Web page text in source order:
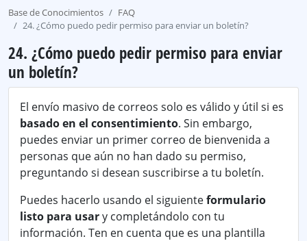
Base de Conocimientos
FAQ
24. ¿Cómo puedo pedir permiso para enviar un boletín?
24. ¿Cómo puedo pedir permiso para enviar
un boletín?
El envío masivo de correos solo es válido y útil si es
basado en el consentimiento. Sin embargo,
puedes enviar un primer correo de bienvenida a
personas que aún no han dado su permiso,
preguntando si desean suscribirse a tu boletín.
Puedes hacerlo usando el siguienteformulario
listo para usary completándolo con tu
información. Ten en cuenta que es una plantilla